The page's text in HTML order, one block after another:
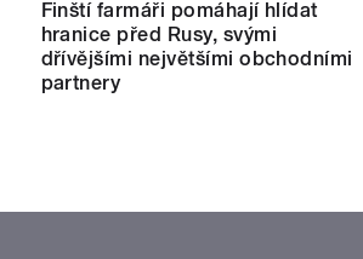
Finští farmáři pomáhají hlídat
hranice před Rusy, svými
dřívějšími největšími obchodními
partnery